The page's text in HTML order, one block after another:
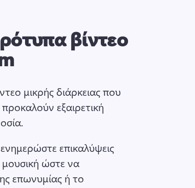
βίντεο
μικρής διάρκειας που
εξαιρετική
επικαλύψεις
μουσική ώστε να
επωνυμίας ή το